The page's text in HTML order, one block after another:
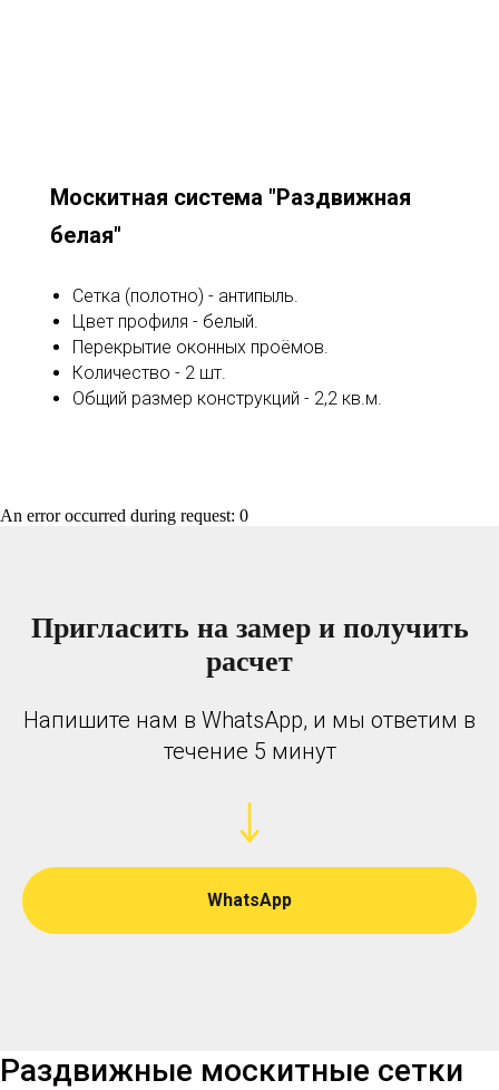
Москитная система "Раздвижная
белая"
Сетка (полотно) - антипыль.
Цвет профиля - белый.
Перекрытие оконных проёмов.
Количество - 2 шт.
Общий размер конструкций - 2,2 кв.м.
An error occurred during request: 0
Пригласить на замер и получить
расчет
Напишите нам в WhatsApp, и мы ответим в
течение 5 минут
WhatsApp
Раздвижные москитные сетки